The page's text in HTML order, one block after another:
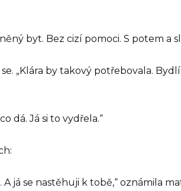
byt. Bez cizí pomoci. S potem a
„Klára by takový potřebovala.
dá. Já si to vydřela.“
já se nastěhuji k tobě,“ oznámila